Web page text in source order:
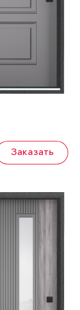
Заказать